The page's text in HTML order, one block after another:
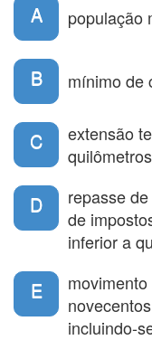
A população
B mínimo de
C
extensão
D
repasse
de
inferior a
E
incluindo-